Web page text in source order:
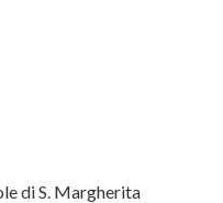
di S. Margherita